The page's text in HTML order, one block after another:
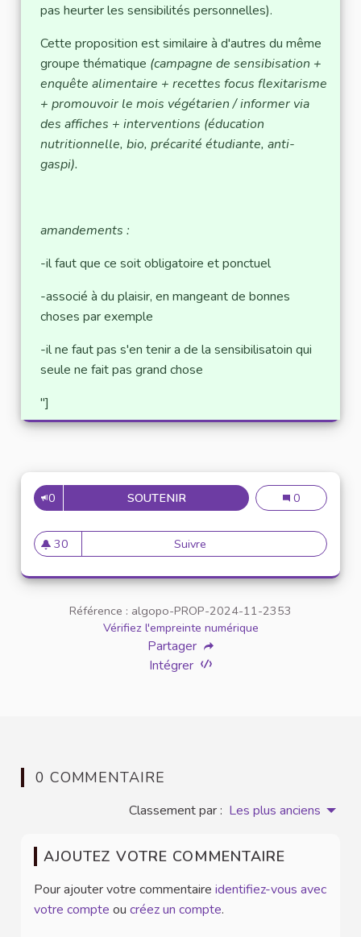
pas heurter les sensibilités personnelles).
Cette proposition est similaire à d'autres du même
groupe thématique (campagne de sensibisation +
enquête alimentaire + recettes focus flexitarisme
+ promouvoir le mois végétarien / informer via
des affiches + interventions (éducation
nutritionnelle, bio, précarité étudiante, anti-
gaspi).
amandements :
-il faut que ce soit obligatoire et ponctuel
-associé à du plaisir, en mangeant de bonnes
choses par exemple
-il ne faut pas s'en tenir a de la sensibilisatoin qui
seule ne fait pas grand chose
"]
0 SOUTENIRORGANISATION D’UNEOrganisation
0
30
30 abonnés
Suivre Organisation d’une
Référence : algopo-PROP-2024-11-2353
Vérifiez l'empreinte numérique
Partager
Intégrer
0 COMMENTAIRE
Classement par : Les plus anciens
AJOUTEZ VOTRE COMMENTAIRE
Pour ajouter votre commentaire identifiez-vous avec
votre compte ou créez un compte.